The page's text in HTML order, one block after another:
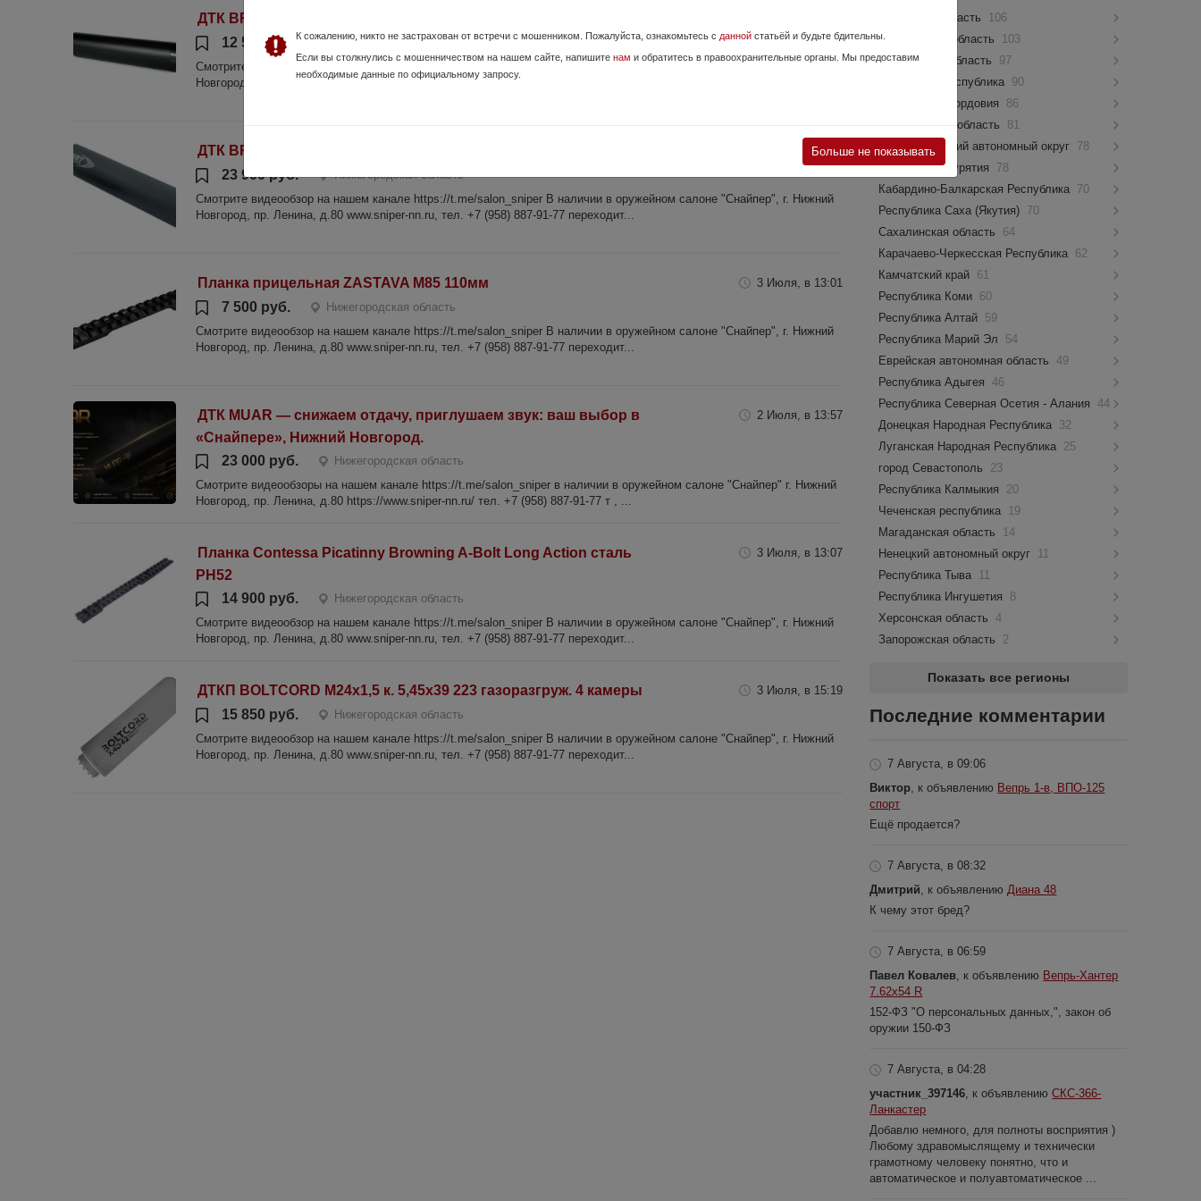
ДТК BRT Москит 22 М15х1 1264
12 500 руб.
Нижегородская область
Смотрите видеообзор на нашем канале https://t.me/salon_sniper В наличии в оружейном салоне "Снайпер", г. Нижний
Новгород, пр. Ленина, д.80 www.sniper-nn.ru, тел. +7 (958) 887-91-77 переходит...
ДТК BRT Тигр Дуо 1413 3 Июля, в 15:56
23 900 руб.
Нижегородская область
Смотрите видеообзор на нашем канале https://t.me/salon_sniper В наличии в оружейном салоне "Снайпер", г. Нижний
Новгород, пр. Ленина, д.80 www.sniper-nn.ru, тел. +7 (958) 887-91-77 переходит...
Планка прицельная ZASTAVA M85 110мм 3 Июля, в 13:01
7 500 руб.
Нижегородская область
Смотрите видеообзор на нашем канале https://t.me/salon_sniper В наличии в оружейном салоне "Снайпер", г. Нижний
Новгород, пр. Ленина, д.80 www.sniper-nn.ru, тел. +7 (958) 887-91-77 переходит...
ДТК MUAR — снижаем отдачу, приглушаем звук: ваш выбор в
«Снайпере», Нижний Новгород.
2 Июля, в 13:57
23 000 руб.
Нижегородская область
Смотрите видеообзоры на нашем канале https://t.me/salon_sniper в наличии в оружейном салоне "Снайпер" г. Нижний
Новгород, пр. Ленина, д.80 https://www.sniper-nn.ru/ тел. +7 (958) 887-91-77 т , ...
Планка Contessa Picatinny Browning A-Bolt Long Action сталь
PH52
3 Июля, в 13:07
14 900 руб.
Нижегородская область
Смотрите видеообзор на нашем канале https://t.me/salon_sniper В наличии в оружейном салоне "Снайпер", г. Нижний
Новгород, пр. Ленина, д.80 www.sniper-nn.ru, тел. +7 (958) 887-91-77 переходит...
ДТКП BOLTCORD М24х1,5 к. 5,45х39 223 газоразгруж. 4 камеры 3 Июля, в 15:19
15 850 руб.
Нижегородская область
Смотрите видеообзор на нашем канале https://t.me/salon_sniper В наличии в оружейном салоне "Снайпер", г. Нижний
Новгород, пр. Ленина, д.80 www.sniper-nn.ru, тел. +7 (958) 887-91-77 переходит...
К сожалению, никто не застрахован от встречи с мошенником. Пожалуйста, ознакомьтесь с данной статьёй и будьте бдительны.
Если вы столкнулись с мошенничеством на нашем сайте, напишите нам и обратитесь в правоохранительные органы. Мы предоставим
необходимые данные по официальному запросу.
Больше не показывать
Псковская область
106
Костромская область
103
Мурманская область
97
Чувашская Республика 90
Республика Мордовия
86
Новгородская область
81
Ямало-Ненецкий автономный округ 78
Республика Бурятия
78
Кабардино-Балкарская Республика 70
Республика Саха (Якутия) 70
Сахалинская область
64
Карачаево-Черкесская Республика 62
Камчатский край 61
Республика Коми 60
Республика Алтай 59
Республика Марий Эл
54
Еврейская автономная область
49
Республика Адыгея
46
Республика Северная Осетия - Алания
44
Донецкая Народная Республика 32
Луганская Народная Республика 25
город Севастополь
23
Республика Калмыкия
20
Чеченская республика 19
Магаданская область
14
Ненецкий автономный округ 11
Республика Тыва 11
Республика Ингушетия
8
Херсонская область
4
Запорожская область
2
Показать все регионы
Последние комментарии
7 Августа, в 09:06
Виктор , к объявлению Вепрь 1-в, ВПО-125
спорт
Ещё продается?
7 Августа, в 08:32
Дмитрий , к объявлению Диана 48
К чему этот бред?
7 Августа, в 06:59
Павел Ковалев , к объявлению Вепрь-Хантер
7.62х54 R
152-ФЗ "О персональных данных,", закон об
оружии 150-ФЗ
7 Августа, в 04:28
участник_397146 , к объявлениюСКС-366-
Ланкастер
Добавлю немного, для полноты восприятия )
Любому здравомыслящему и технически
грамотному человеку понятно, что и
автоматическое и полуавтоматическое ...